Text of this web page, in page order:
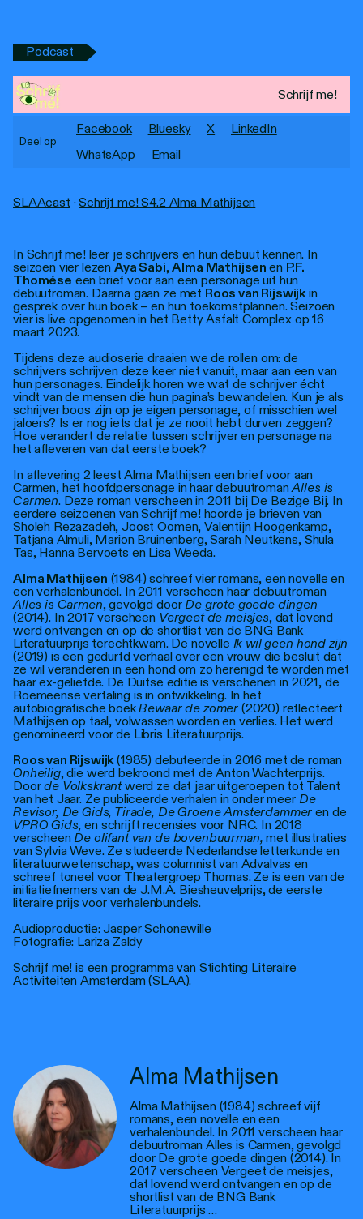
SLAAcast ·Schrijf me! S4.2 Alma Mathijsen
In Schrijf me! leer je schrijvers en hun debuut kennen. In
seizoen vier lezen Aya Sabi,Alma Mathijsen en P.F.
Thomése een brief voor aan een personage uit hun
debuutroman. Daarna gaan ze met Roos van Rijswijkin
gesprek over hun boek – en hun toekomstplannen. Seizoen
vier is live opgenomen in het Betty Asfalt Complex op 16
maart 2023.
Tijdens deze audioserie draaien we de rollen om: de
schrijvers schrijven deze keer niet vanuit, maar aan een van
hun personages. Eindelijk horen we wat de schrijver écht
vindt van de mensen die hun pagina’s bewandelen. Kun je als
schrijver boos zijn op je eigen personage, of misschien wel
jaloers? Is er nog iets dat je ze nooit hebt durven zeggen?
Hoe verandert de relatie tussen schrijver en personage na
het afleveren van dat eerste boek?
In aflevering 2 leest Alma Mathijsen een brief voor aan
Carmen, het hoofdpersonage in haar debuutromanAlles is
Carmen. Deze roman verscheen in 2011 bij De Bezige Bij. In
eerdere seizoenen van Schrijf me! hoorde je brieven van
Sholeh Rezazadeh, Joost Oomen, Valentijn Hoogenkamp,
Tatjana Almuli, Marion Bruinenberg, Sarah Neutkens, Shula
Tas, Hanna Bervoets en Lisa Weeda.
Alma Mathijsen (1984) schreef vier romans, een novelle en
een verhalenbundel. In 2011 verscheen haar debuutroman
Alles is Carmen, gevolgd door De grote goede dingen
(2014). In 2017 verscheen Vergeet de meisjes, dat lovend
werd ontvangen en op de shortlist van de BNG Bank
Literatuurprijs terechtkwam. De novelle Ik wil geen hond zijn
(2019) is een gedurfd verhaal over een vrouw die besluit dat
ze wil veranderen in een hond om zo herenigd te worden met
haar ex-geliefde. De Duitse editie is verschenen in 2021, de
Roemeense vertaling is in ontwikkeling. In het
autobiografische boekBewaar de zomer (2020) reflecteert
Mathijsen op taal, volwassen worden en verlies. Het werd
genomineerd voor de Libris Literatuurprijs.
Roos van Rijswijk(1985) debuteerde in 2016 met de roman
Onheilig, die werd bekroond met de Anton Wachterprijs.
Doorde Volkskrantwerd ze dat jaar uitgeroepen tot Talent
van het Jaar. Ze publiceerde verhalen in onder meer De
Revisor, De Gids, Tirade, De Groene Amsterdammeren de
VPRO Gids,en schrijft recensies voor NRC. In 2018
verscheen De olifant van de bovenbuurman,met illustraties
van Sylvia Weve. Ze studeerde Nederlandse letterkunde en
literatuurwetenschap, was columnist van Advalvas en
schreef toneel voor Theatergroep Thomas. Ze is een van de
initiatiefnemers van de J.M.A. Biesheuvelprijs, de eerste
literaire prijs voor verhalenbundels.
Audioproductie: Jasper Schonewille
Fotografie: Lariza Zaldy
Schrijf me! is een programma van Stichting Literaire
Activiteiten Amsterdam (SLAA).
Podcast
Schrijf me!
Deel op
Facebook Bluesky X
LinkedIn
WhatsApp
Email
Alma Mathijsen
Alma Mathijsen (1984) schreef vijf
romans, een novelle en een
verhalenbundel. In 2011 verscheen haar
debuutroman Alles is Carmen, gevolgd
door De grote goede dingen (2014). In
2017 verscheen Vergeet de meisjes,
dat lovend werd ontvangen en op de
shortlist van de BNG Bank
Literatuurprijs …
Toegankelijkheid
Stadsdichter